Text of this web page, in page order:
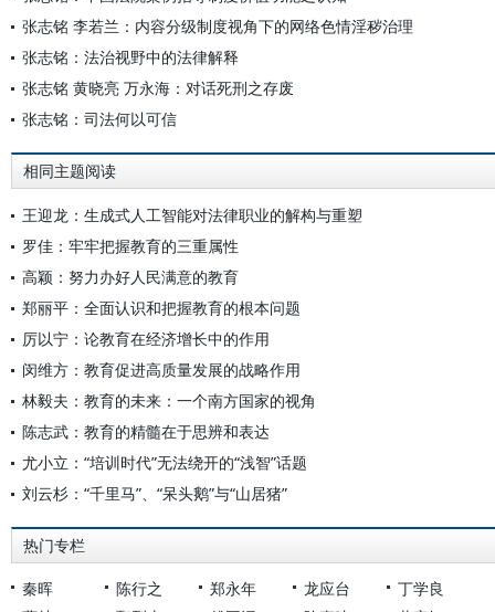
张志铭 李若兰：内容分级制度视角下的网络色情淫秽治理
张志铭：法治视野中的法律解释
张志铭 黄晓亮 万永海：对话死刑之存废
张志铭：司法何以可信
相同主题阅读
王迎龙：生成式人工智能对法律职业的解构与重塑
罗佳：牢牢把握教育的三重属性
高颖：努力办好人民满意的教育
郑丽平：全面认识和把握教育的根本问题
厉以宁：论教育在经济增长中的作用
闵维方：教育促进高质量发展的战略作用
林毅夫：教育的未来：一个南方国家的视角
陈志武：教育的精髓在于思辨和表达
尤小立：“培训时代”无法绕开的“浅智”话题
刘云杉：“千里马”、“呆头鹅”与“山居猪”
热门专栏
秦晖 陈行之 郑永年 龙应台
丁学良